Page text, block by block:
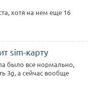
хотя на нем еще 16
sim-карту
было все нормально,
3g, а сейчас вообще